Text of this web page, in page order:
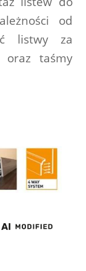
od
listwy za
oraz taśmy